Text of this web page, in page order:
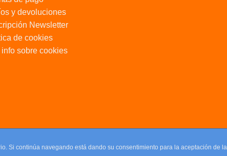
y devoluciones
Newsletter
de cookies
info sobre cookies
Si continúa navegando está dando su consentimiento para la aceptación de